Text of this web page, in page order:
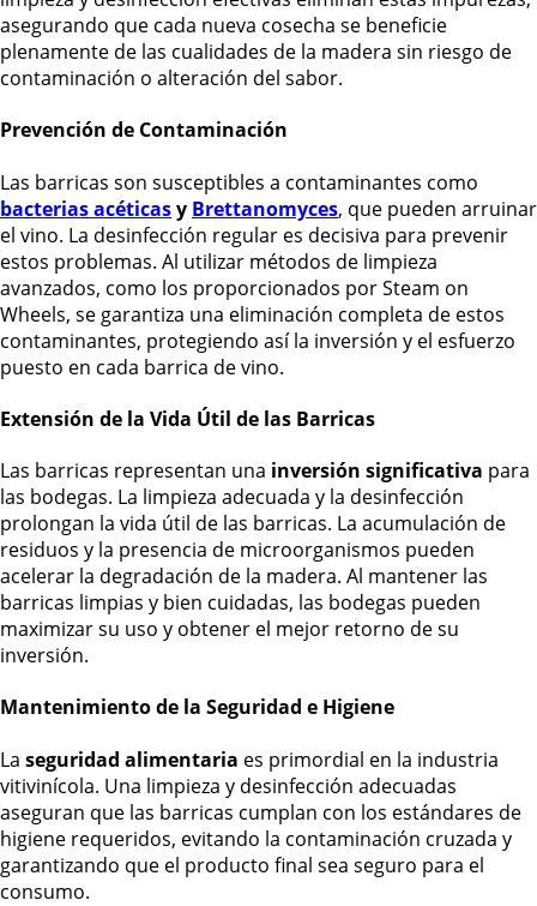
asegurando que cada nueva cosecha se beneficie
plenamente de las cualidades de la madera sin riesgo de
contaminación o alteración del sabor.
Prevención de Contaminación
Las barricas son susceptibles a contaminantes como
bacterias acéticasy Brettanomyces, que pueden arruinar
el vino. La desinfección regular es decisiva para prevenir
estos problemas. Al utilizar métodos de limpieza
avanzados, como los proporcionados por Steam on
Wheels, se garantiza una eliminación completa de estos
contaminantes, protegiendo así la inversión y el esfuerzo
puesto en cada barrica de vino.
Extensión de la Vida Útil de las Barricas
Las barricas representan una inversión significativa para
las bodegas. La limpieza adecuada y la desinfección
prolongan la vida útil de las barricas. La acumulación de
residuos y la presencia de microorganismos pueden
acelerar la degradación de la madera. Al mantener las
barricas limpias y bien cuidadas, las bodegas pueden
maximizar su uso y obtener el mejor retorno de su
inversión.
Mantenimiento de la Seguridad e Higiene
La seguridad alimentaria es primordial en la industria
vitivinícola. Una limpieza y desinfección adecuadas
aseguran que las barricas cumplan con los estándares de
higiene requeridos, evitando la contaminación cruzada y
garantizando que el producto final sea seguro para el
consumo.